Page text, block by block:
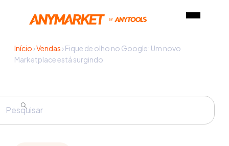
Início ›Vendas ›Fique de olho no Google: Um novo
Marketplace está surgindo